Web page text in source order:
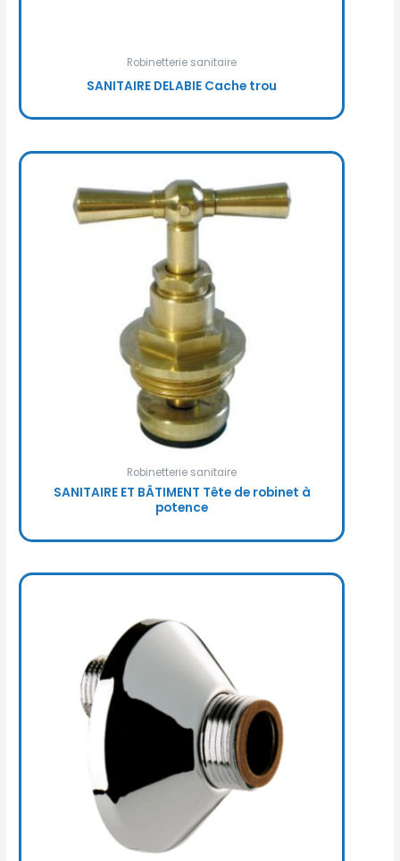
Robinetterie sanitaire
SANITAIRE DELABIE Cache trou
Robinetterie sanitaire
SANITAIRE ET BÂTIMENT Tête de robinet à
potence